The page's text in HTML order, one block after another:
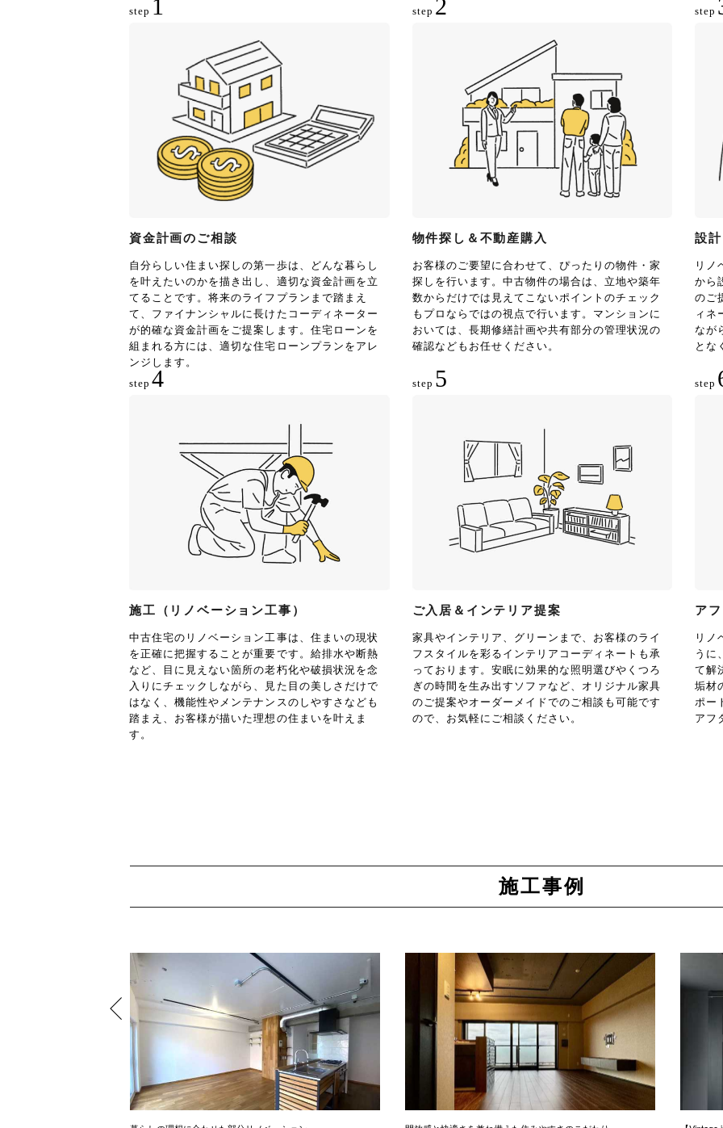
step 1
資金計画のご相談
自分らしい住まい探しの第一歩は、どんな暮らし
を叶えたいのかを描き出し、適切な資金計画を立
てることです。将来のライフプランまで踏まえ
て、ファイナンシャルに長けたコーディネーター
が的確な資金計画をご提案します。住宅ローンを
組まれる方には、適切な住宅ローンプランをアレ
ンジします。
step 2
物件探し＆不動産購入
お客様のご要望に合わせて、ぴったりの物件・家
探しを行います。中古物件の場合は、立地や築年
数からだけでは見えてこないポイントのチェック
もプロならではの視点で行います。マンションに
おいては、長期修繕計画や共有部分の管理状況の
確認などもお任せください。
step
設
リノ
から
のご
ィネ
なが
とな
step 4
施工（リノベーション工事）
中古住宅のリノベーション工事は、住まいの現状
を正確に把握することが重要です。給排水や断熱
など、目に見えない箇所の老朽化や破損状況を念
入りにチェックしながら、見た目の美しさだけで
はなく、機能性やメンテナンスのしやすさなども
踏まえ、お客様が描いた理想の住まいを叶えま
す。
step 5
ご入居＆インテリア提案
家具やインテリア、グリーンまで、お客様のライ
フスタイルを彩るインテリアコーディネートも承
っております。安眠に効果的な照明選びやくつろ
ぎの時間を生み出すソファなど、オリジナル家具
のご提案やオーダーメイドでのご相談も可能です
ので、お気軽にご相談ください。
step
ア
リノ
うに
て解
垢材
ポー
アフ
施工事例